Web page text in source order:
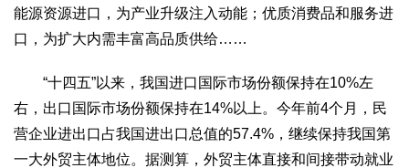
能源资源进口，为产业升级注入动能；优质消费品和服务进
口，为扩大内需丰富高品质供给……
“十四五”以来，我国进口国际市场份额保持在10%左
右，出口国际市场份额保持在14%以上。今年前4个月，民
营企业进出口占我国进出口总值的57.4%，继续保持我国第
一大外贸主体地位。据测算，外贸主体直接和间接带动就业